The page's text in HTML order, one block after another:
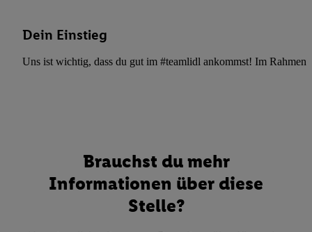
Dein Einstieg
Uns ist wichtig, dass du gut im #teamlidl ankommst! Im Rahmen
Brauchst du mehr
Informationen über diese
Stelle?